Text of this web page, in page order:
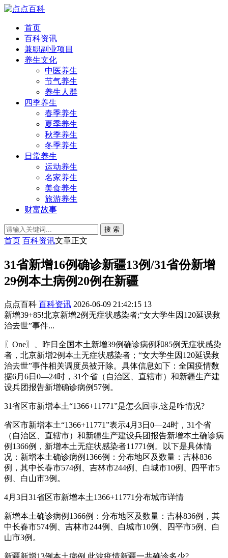
首页
百科资讯
兼职副业项目
养生文化
中医养生
节气养生
养生人群
四季养生
春季养生
夏季养生
秋季养生
冬季养生
日常养生
运动养生
名家养生
美食养生
旅游养生
财富故事
搜 索
首页 百科资讯文章正文
31省新增16例确诊新疆13例/31省份新增
29例本土病例20例在新疆
点点百科 百科资讯 2026-06-09 21:42:15 13
新增39+85!北京新增2例无症状感染者;“女大学生因120延误救
治去世”事件...
〖One〗、昨日全国本土新增39例确诊病例和85例无症状感染
者，北京新增2例本土无症状感染者；“女大学生因120延误救
治去世”事件相关调度员被开除。具体信息如下：全国疫情数
据6月6日0—24时，31个省（自治区、直辖市）和新疆生产建
设兵团报告新增确诊病例57例。
31省区市新增本土“1366+11771”是怎么回事,这是咋情况?
省区市新增本土“1366+11771”表示4月3日0—24时，31个省
（自治区、直辖市）和新疆生产建设兵团报告新增本土确诊病
例1366例，新增本土无症状感染者11771例。以下是具体情
况：新增本土确诊病例1366例：分布地区及数量：吉林836
例，其中长春市574例、吉林市244例、白城市10例、四平市5
例、白山市3例。
4月3日31省区市新增本土1366+11771分布城市详情
新增本土确诊病例1366例：分布地区及数量：吉林836例，其
中长春市574例、吉林市244例、白城市10例、四平市5例、白
山市3例。
新疆新增13例本土病例,此波疫情新疆一共确诊多少?